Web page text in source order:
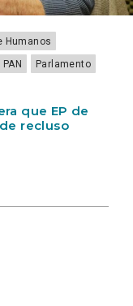
Humanos
PAN
Parlamento
que EP de
recluso